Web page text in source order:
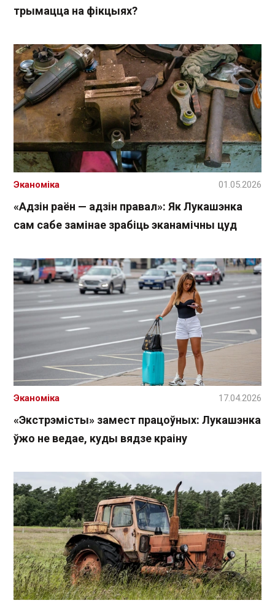
трымацца на фікцыях?
«Адзін раён — адзін правал»: Як Лукашэнка
сам сабе замінае зрабіць эканамічны цуд
Эканоміка 01.05.2026
«Экстрэмісты» замест працоўных: Лукашэнка
ўжо не ведае, куды вядзе краіну
Эканоміка 17.04.2026